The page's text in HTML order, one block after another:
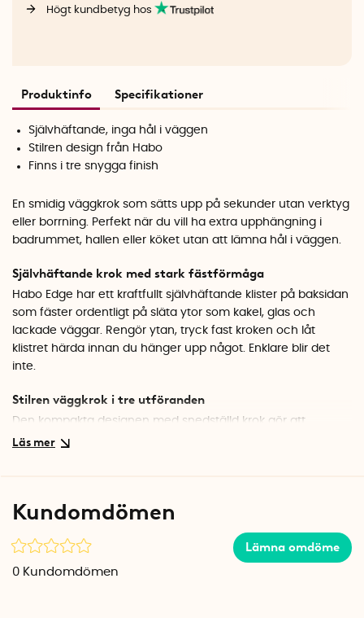
Högt kundbetyg hos
Produktinfo Specifikationer
Självhäftande, inga hål i väggen
Stilren design från Habo
Finns i tre snygga finish
En smidig väggkrok som sätts upp på sekunder utan verktyg
eller borrning. Perfekt när du vill ha extra upphängning i
badrummet, hallen eller köket utan att lämna hål i väggen.
Självhäftande krok med stark fästförmåga
Habo Edge har ett kraftfullt självhäftande klister på baksidan
som fäster ordentligt på släta ytor som kakel, glas och
lackade väggar. Rengör ytan, tryck fast kroken och låt
klistret härda innan du hänger upp något. Enklare blir det
inte.
Stilren väggkrok i tre utföranden
Den kompakta designen med snedställd krok gör att
handdukar och klädesplagg hänger snyggt och säkert. Välj
Specifikationer
Djup: 3,9 cm
Finish: Borstat stål, krom eller svart
Kundomdömen
Lämna omdöme
0 Kundomdömen